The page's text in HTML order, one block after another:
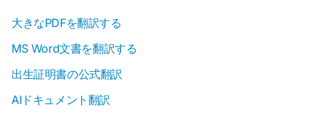
大きなPDFを翻訳する
MS Word文書を翻訳する
出生証明書の公式翻訳
AIドキュメント翻訳